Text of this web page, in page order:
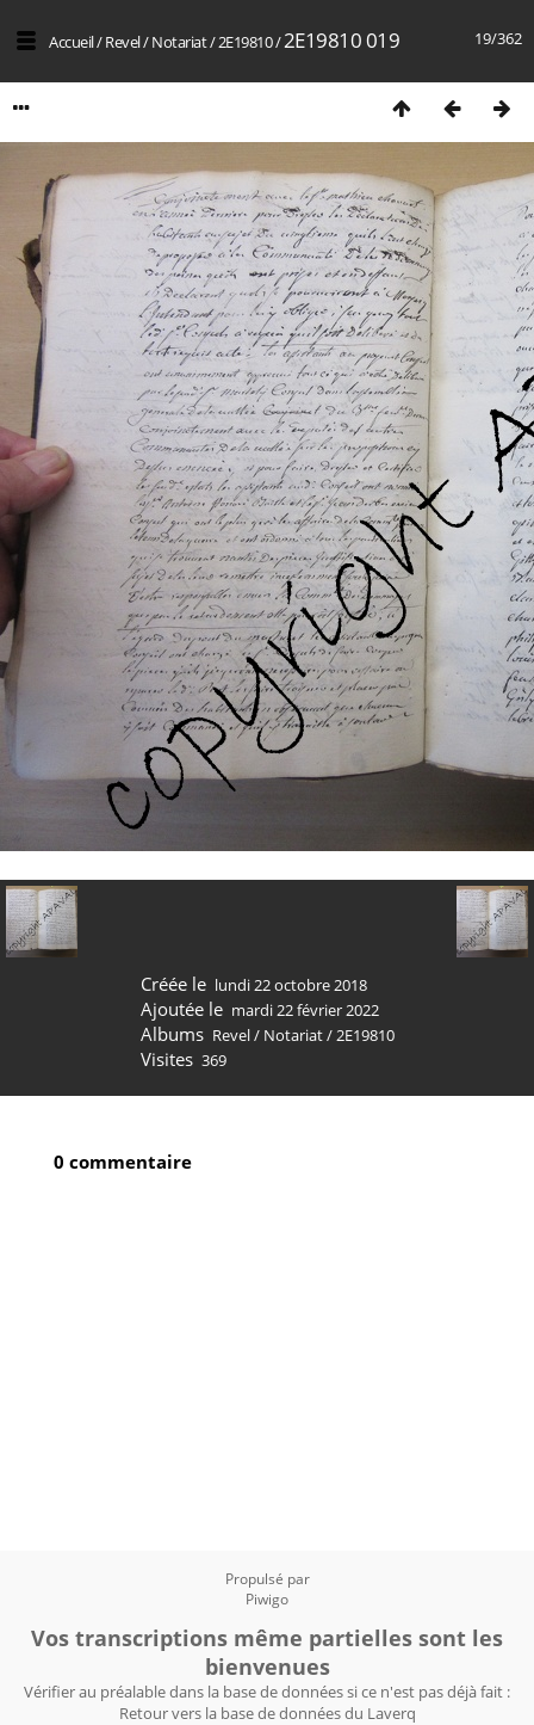
19/362
Accueil/Revel/Notariat/2E19810/2E19810 019
Créée le lundi 22 octobre 2018
Ajoutée le mardi 22 février 2022
Albums Revel/ Notariat/2E19810
Visites 369
0 commentaire
Propulsé par
Piwigo
Vos transcriptions même partielles sont les
bienvenues
Vérifier au préalable dans la base de données si ce n'est pas déjà fait :
Retour vers la base de données du Laverq